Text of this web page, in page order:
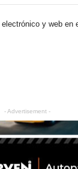
y web en
- Advertisement -